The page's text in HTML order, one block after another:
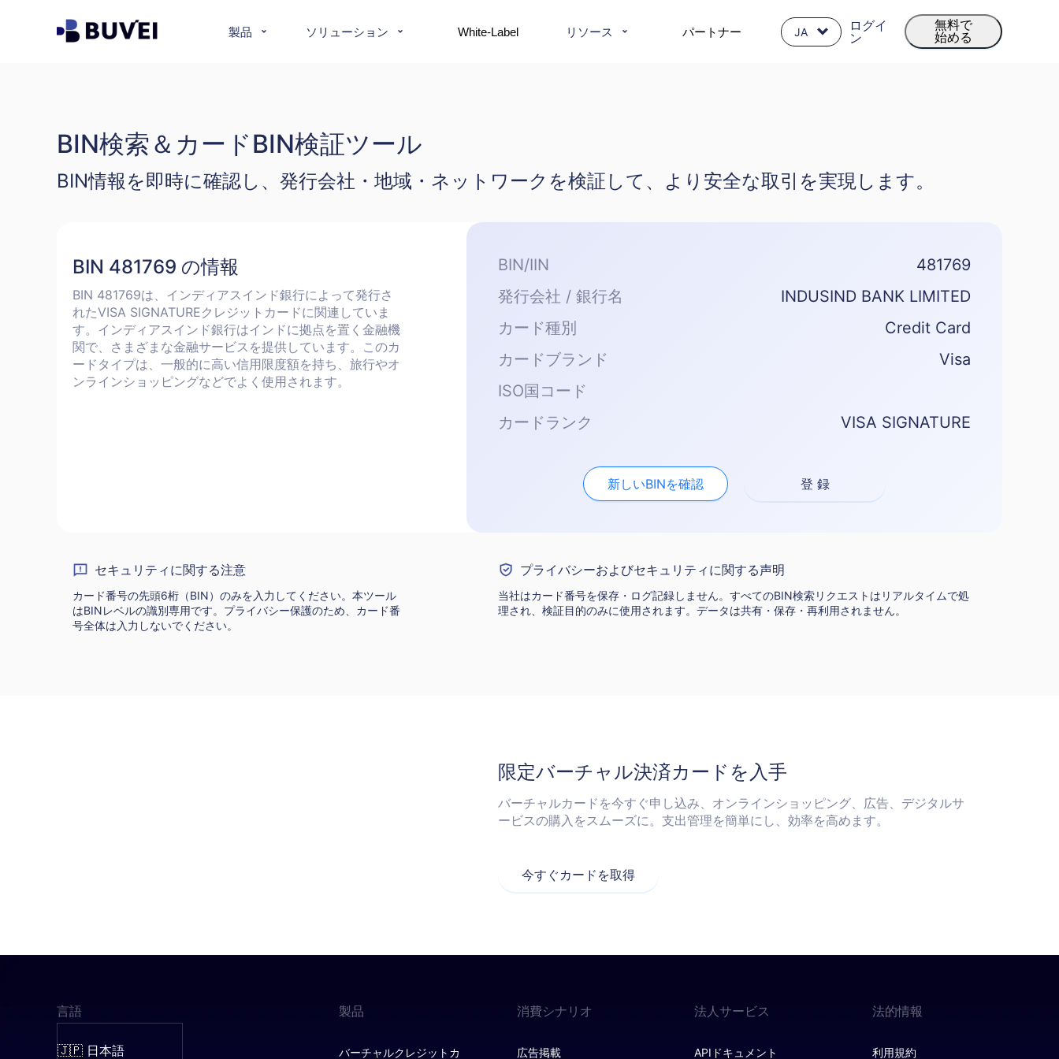
製品 ソリューション White-Label リソース パートナー JA
ログイ
ン
無料で
始める
BIN検索＆カードBIN検証ツール
BIN情報を即時に確認し、発行会社・地域・ネットワークを検証して、より安全な取引を実現します。
BIN 481769 の情報
BIN 481769は、インディアスインド銀行によって発行さ
れたVISA SIGNATUREクレジットカードに関連していま
す。インディアスインド銀行はインドに拠点を置く金融機
関で、さまざまな金融サービスを提供しています。このカ
ードタイプは、一般的に高い信用限度額を持ち、旅行やオ
ンラインショッピングなどでよく使用されます。
BIN/IIN
481769
発行会社 / 銀行名
INDUSIND BANK LIMITED
カード種別
Credit Card
カードブランド
Visa
ISO国コード
カードランク
VISA SIGNATURE
新しいBINを確認 登 録
セキュリティに関する注意
カード番号の先頭6桁（BIN）のみを入力してください。本ツール
はBINレベルの識別専用です。プライバシー保護のため、カード番
号全体は入力しないでください。
プライバシーおよびセキュリティに関する声明
当社はカード番号を保存・ログ記録しません。すべてのBIN検索リクエストはリアルタイムで処
理され、検証目的のみに使用されます。データは共有・保存・再利用されません。
限定バーチャル決済カードを入手
バーチャルカードを今すぐ申し込み、オンラインショッピング、広告、デジタルサ
ービスの購入をスムーズに。支出管理を簡単にし、効率を高めます。
今すぐカードを取得
言語
🇯🇵 日本語
製品
バーチャルクレジットカ
消費シナリオ
広告掲載
法人サービス
APIドキュメント
法的情報
利用規約